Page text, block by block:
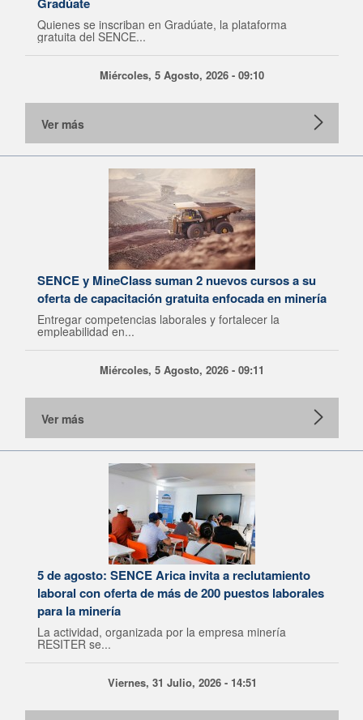
Quienes se inscriban en Gradúate, la plataforma
gratuita del SENCE...
Miércoles, 5 Agosto, 2026 - 09:10
Ver más
SENCE y MineClass suman 2 nuevos cursos a su
oferta de capacitación gratuita enfocada en minería
Entregar competencias laborales y fortalecer la
empleabilidad en...
Miércoles, 5 Agosto, 2026 - 09:11
Ver más
5 de agosto: SENCE Arica invita a reclutamiento
laboral con oferta de más de 200 puestos laborales
para la minería
La actividad, organizada por la empresa minería
RESITER se...
Viernes, 31 Julio, 2026 - 14:51